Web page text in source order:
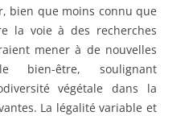
bien que moins connu que
la voie à des recherches
mener à de nouvelles
bien-être, soulignant
végétale dans la
La légalité variable et